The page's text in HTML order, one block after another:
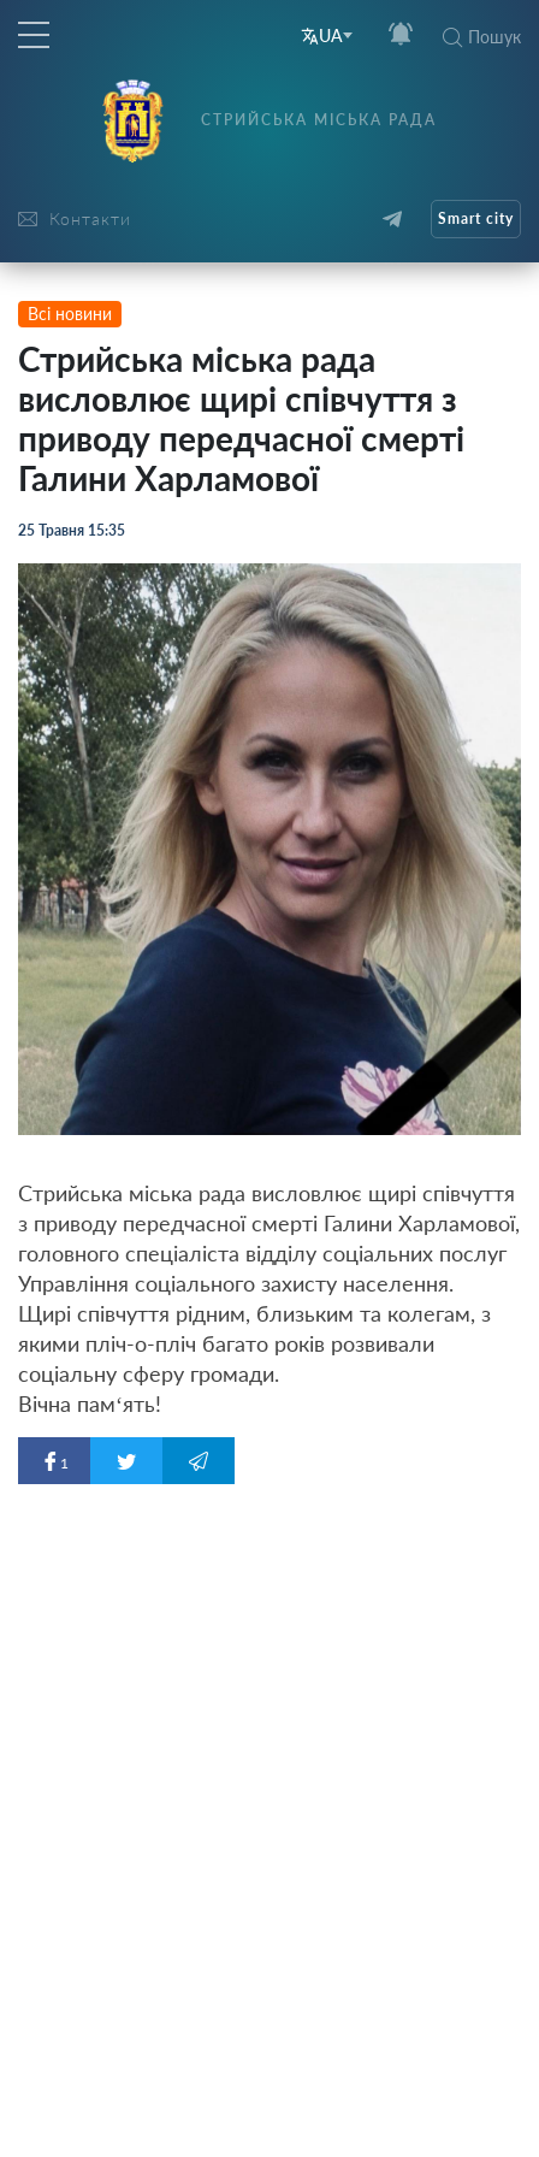
UA Пошук
Контакти
СТРИЙСЬКА МІСЬКА РАДА
Smart city
1
Всі новини
Стрийська міська рада
висловлює щирі співчуття з
приводу передчасної смерті
Галини Харламової
25 Травня 15:35
Стрийська міська рада висловлює щирі співчуття
з приводу передчасної смерті Галини Харламової,
головного спеціаліста відділу соціальних послуг
Управління соціального захисту населення.
Щирі співчуття рідним, близьким та колегам, з
якими пліч-о-пліч багато років розвивали
соціальну сферу громади.
Вічна пам‘ять!